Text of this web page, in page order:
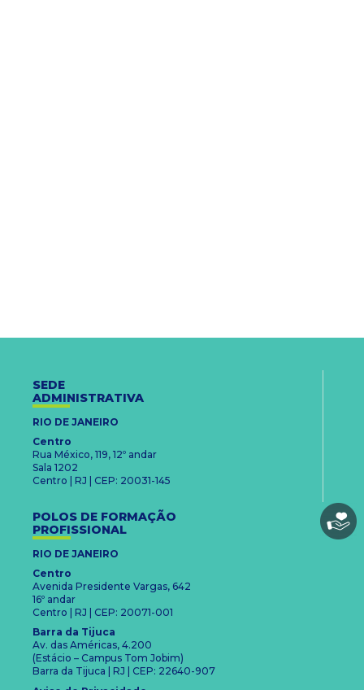
SEDE
ADMINISTRATIVA
RIO DE JANEIRO
Centro
Rua México, 119, 12º andar
Sala 1202
Centro | RJ | CEP: 20031-145
POLOS DE FORMAÇÃO
PROFISSIONAL
RIO DE JANEIRO
Centro
Avenida Presidente Vargas, 642
16º andar
Centro | RJ | CEP: 20071-001
Barra da Tijuca
Av. das Américas, 4.200
(Estácio – Campus Tom Jobim)
Barra da Tijuca | RJ | CEP: 22640-907